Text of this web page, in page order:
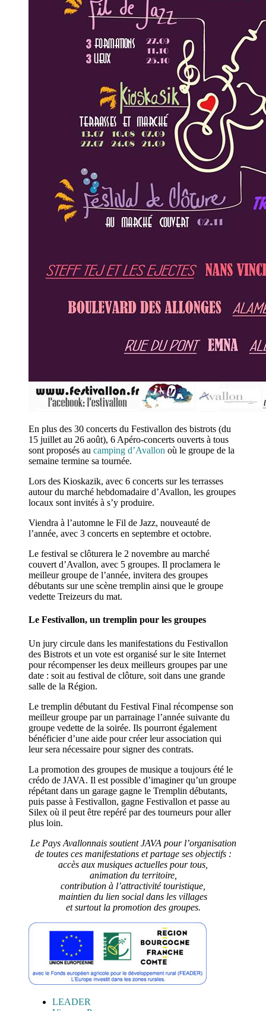
En plus des 30 concerts du Festivallon des bistrots (du
15 juillet au 26 août), 6 Apéro-concerts ouverts à tous
sont proposés au camping d’Avallon où le groupe de la
semaine termine sa tournée.
Lors des Kioskazik, avec 6 concerts sur les terrasses
autour du marché hebdomadaire d’Avallon, les groupes
locaux sont invités à s’y produire.
Viendra à l’automne le Fil de Jazz, nouveauté de
l’année, avec 3 concerts en septembre et octobre.
Le festival se clôturera le 2 novembre au marché
couvert d’Avallon, avec 5 groupes. Il proclamera le
meilleur groupe de l’année, invitera des groupes
débutants sur une scène tremplin ainsi que le groupe
vedette Treizeurs du mat.
Le Festivallon, un tremplin pour les groupes
Un jury circule dans les manifestations du Festivallon
des Bistrots et un vote est organisé sur le site Internet
pour récompenser les deux meilleurs groupes par une
date : soit au festival de clôture, soit dans une grande
salle de la Région.
Le tremplin débutant du Festival Final récompense son
meilleur groupe par un parrainage l’année suivante du
groupe vedette de la soirée. Ils pourront également
bénéficier d’une aide pour créer leur association qui
leur sera nécessaire pour signer des contrats.
La promotion des groupes de musique a toujours été le
crédo de JAVA. Il est possible d’imaginer qu’un groupe
répétant dans un garage gagne le Tremplin débutants,
puis passe à Festivallon, gagne Festivallon et passe au
Silex où il peut être repéré par des tourneurs pour aller
plus loin.
Le Pays Avallonnais soutient JAVA pour l’organisation
de toutes ces manifestations et partage ses objectifs :
accès aux musiques actuelles pour tous,
animation du territoire,
contribution à l’attractivité touristique,
maintien du lien social dans les villages
et surtout la promotion des groupes.
LEADER